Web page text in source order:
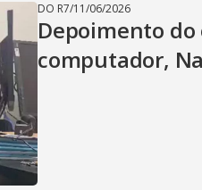
DO R7/11/06/2026
Depoimento
computador,